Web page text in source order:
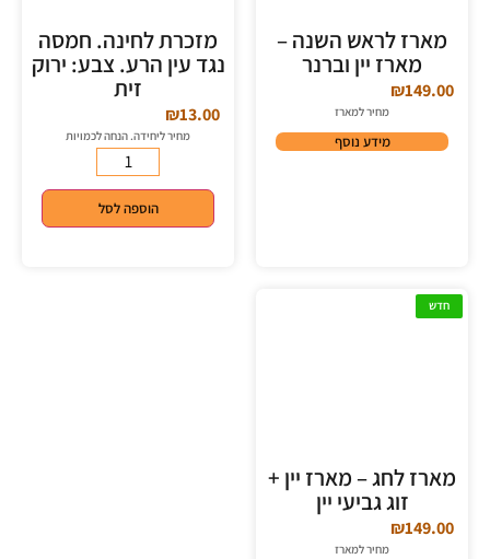
מארז לראש השנה –
מארז יין וברנר
₪149.00
מחיר למארז
מידע נוסף
מזכרת לחינה. חמסה
נגד עין הרע. צבע: ירוק
זית
₪13.00
מחיר ליחידה. הנחה לכמויות
הוספה לסל
חדש
מארז לחג – מארז יין +
זוג גביעי יין
₪149.00
מחיר למארז